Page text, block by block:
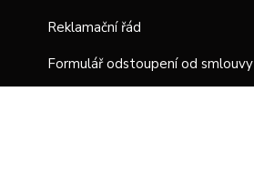
Reklamační řád
Formulář odstoupení od smlouvy